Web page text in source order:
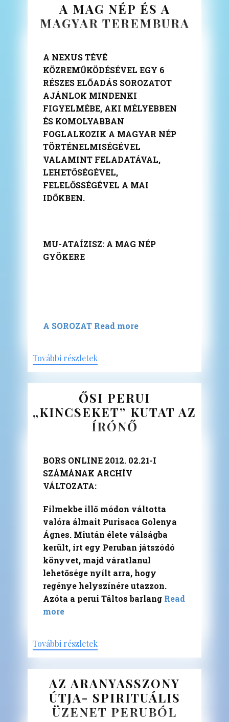
A MAG NÉP ÉS A
MAGYAR TEREMBURA
A NEXUS TÉVÉ
KÖZREMŰKÖDÉSÉVEL EGY 6
RÉSZESELŐADÁS SOROZATOT
AJÁNLOK MINDENKI
FIGYELMÉBE, AKI MÉLYEBBEN
ÉS KOMOLYABBAN
FOGLALKOZIK A MAGYAR NÉP
TÖRTÉNELMISÉGÉVEL
VALAMINT FELADATÁVAL,
LEHETŐSÉGÉVEL,
FELELŐSSÉGÉVEL A MAI
IDŐKBEN.
MU-ATAÍZISZ: A MAG NÉP
GYÖKERE
A SOROZAT Read more
További részletek
ŐSI PERUI
„KINCSEKET” KUTAT AZ
ÍRÓNŐ
BORS ONLINE 2012. 02.21-I
SZÁMÁNAK ARCHÍV
VÁLTOZATA:
Filmekbe illő módon váltotta
valóra álmait Purisaca Golenya
Ágnes. Miután élete válságba
került, írt egy Peruban játszódó
könyvet, majd váratlanul
lehetősége nyílt arra, hogy
regénye helyszínére utazzon.
Azóta a perui Táltos barlang Read
more
További részletek
AZ ARANYASSZONY
ÚTJA- SPIRITUÁLIS
ÜZENET PERUBÓL